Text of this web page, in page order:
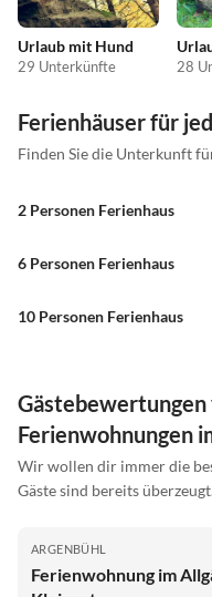
Urlaub mit Hund
29 Unterkünfte 28
Ferienhäuser für
Finden Sie die Unterkunft
2 Personen Ferienhaus
6 Personen Ferienhaus
10 Personen Ferienhaus
Gästebewertungen
Ferienwohnungen
Wir wollen dir immer die
Gäste sind bereits überzeugt.
ARGENBÜHL
Ferienwohnung im